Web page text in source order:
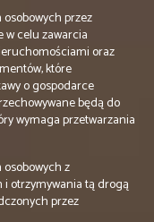
przez
celu zawarcia
oraz
które
o gospodarce
będą do
wymaga przetwarzania
z
otrzymywania tą drogą
przez